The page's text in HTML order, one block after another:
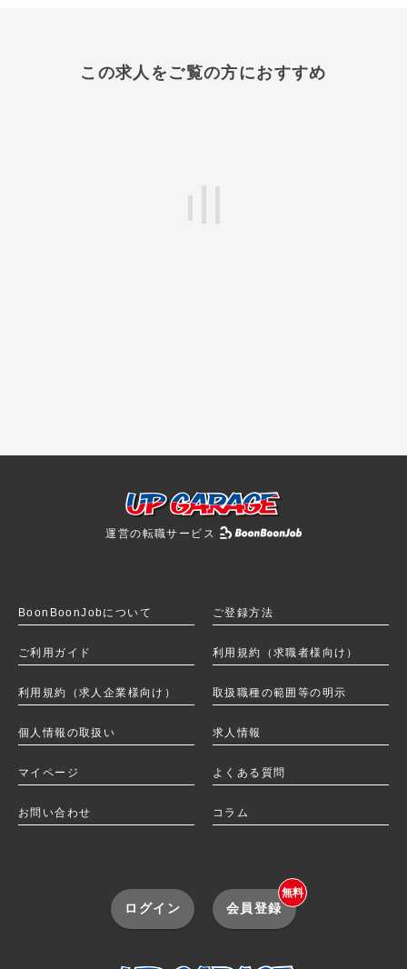
この求人をご覧の方におすすめ
運営の転職サービス
BoonBoonJobについて ご登録方法
ご利用ガイド 利用規約（求職者様向け）
利用規約（求人企業様向け） 取扱職種の範囲等の明示
個人情報の取扱い 求人情報
マイページ よくある質問
お問い合わせ コラム
ログイン 会員登録
無料